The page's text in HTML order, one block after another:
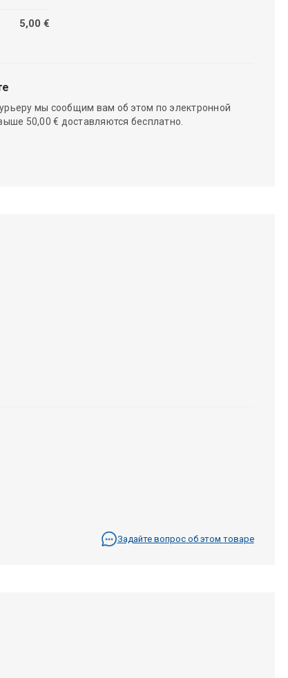
5,00 €
мы сообщим вам об этом по электронной
50,00 € доставляются бесплатно.
Задайте вопрос об этом товаре